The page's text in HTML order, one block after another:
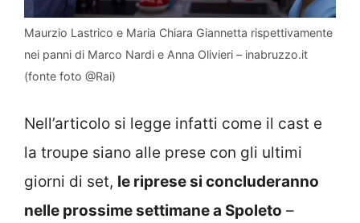
Maurzio Lastrico e Maria Chiara Giannetta rispettivamente
nei panni di Marco Nardi e Anna Olivieri – inabruzzo.it
(fonte foto @Rai)
Nell’articolo si legge infatti come il cast e
la troupe siano alle prese con gli ultimi
giorni di set, le riprese si concluderanno
nelle prossime settimane a Spoleto –